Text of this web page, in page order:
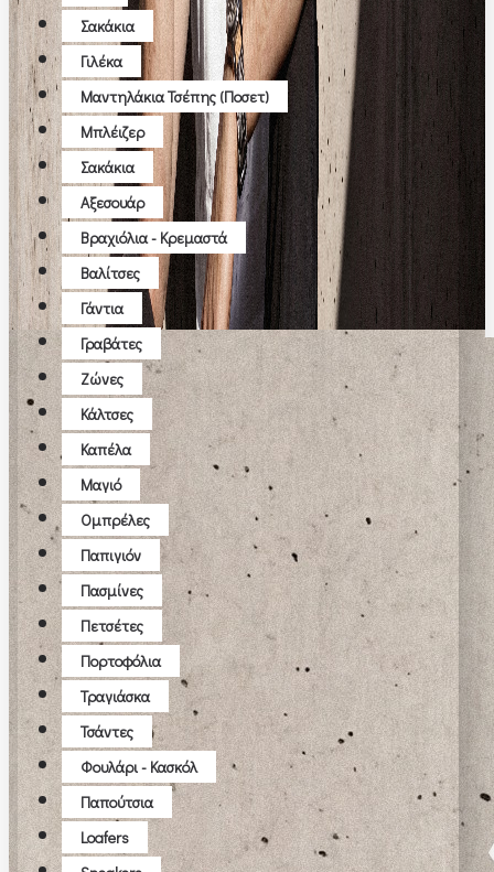
Σακάκια
Γιλέκα
Μαντηλάκια Τσέπης (ποσετ)
Μπλέιζερ
Σακάκια
Αξεσουάρ
Βραχιόλια - Κρεμαστά
Βαλίτσες
Γάντια
Γραβάτες
Ζώνες
Κάλτσες
Καπέλα
Μαγιό
Ομπρέλες
Παπιγιόν
Πασμίνες
Πετσέτες
Πορτοφόλια
Τραγιάσκα
Τσάντες
Φουλάρι - Κασκόλ
Παπούτσια
Loafers